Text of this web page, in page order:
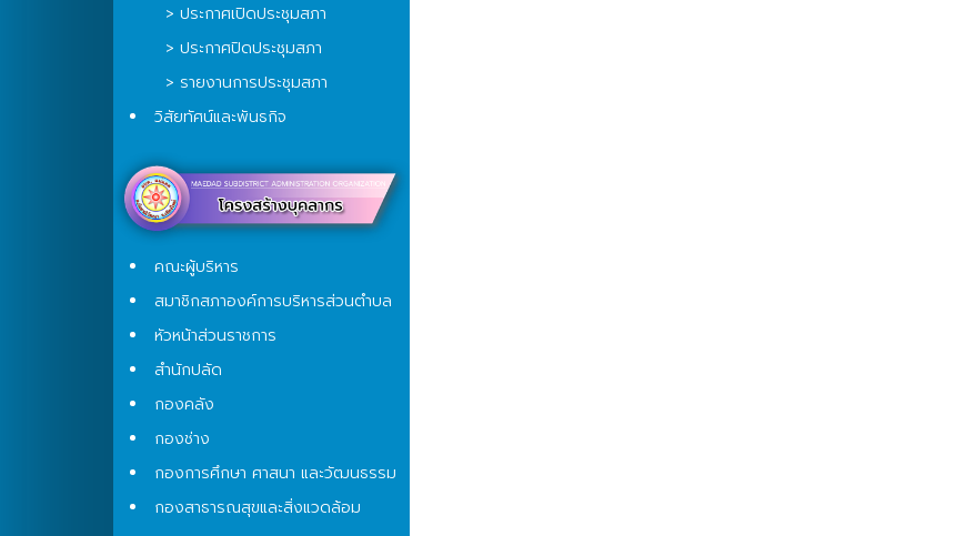
> ประกาศเปิดประชุมสภา
> ประกาศปิดประชุมสภา
> รายงานการประชุมสภา
วิสัยทัศน์และพันธกิจ
คณะผู้บริหาร
สมาชิกสภาองค์การบริหารส่วนตำบล
หัวหน้าส่วนราชการ
สำนักปลัด
กองคลัง
กองช่าง
กองการศึกษา ศาสนา และวัฒนธรรม
กองสาธารณสุขและสิ่งแวดล้อม